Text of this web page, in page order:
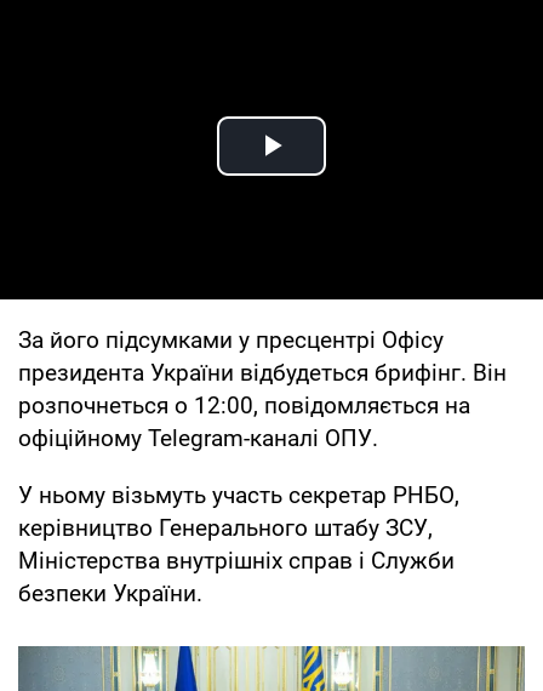
Play Video
За його підсумками у пресцентрі Офісу
президента України відбудеться брифінг. Він
розпочнеться о 12:00, повідомляється на
офіційному Telegram-каналі ОПУ.
У ньому візьмуть участь секретар РНБО,
керівництво Генерального штабу ЗСУ,
Міністерства внутрішніх справ і Служби
безпеки України.